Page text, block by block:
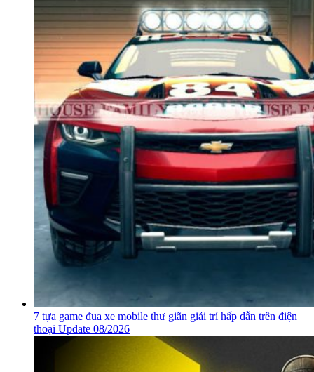
7 tựa game đua xe mobile thư giãn giải trí hấp dẫn trên điện
thoại Update 08/2026